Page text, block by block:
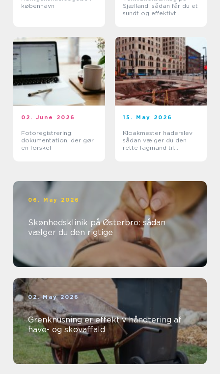
københavn
Sjælland: sådan får du et
sundt og effektivt
02. June 2026
Fotoregistrering:
dokumentation, der gør
en forskel
15. May 2026
Kloakmester haderslev
sådan vælger du den
rette fagmand til
06. May 2026
Skønhedsklinik på Østerbro: sådan
vælger du den rigtige
02. May 2026
Grenknusning er effektiv håndtering af
have- og skovaffald